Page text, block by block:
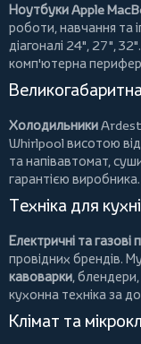
Ноутбуки Apple
роботи, навчання та
діагоналі 24", 27", 32".
комп'ютерна
Холодильники
Whirlpool висотою
та напівавтомат,
гарантією виробника.
Техніка для кухні
Електричні та газові
провідних брендів.
кавоварки,блендери,
кухонна техніка за
Клімат та